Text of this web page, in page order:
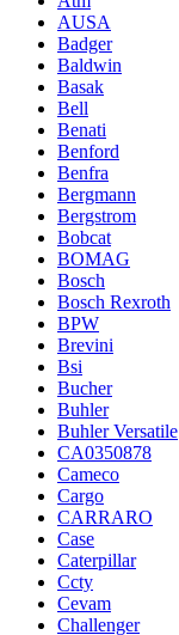
AUSA
Badger
Baldwin
Basak
Bell
Benati
Benford
Benfra
Bergmann
Bergstrom
Bobcat
BOMAG
Bosch
Bosch Rexroth
BPW
Brevini
Bsi
Bucher
Buhler
Buhler Versatile
CA0350878
Cameco
Cargo
CARRARO
Case
Caterpillar
Ccty
Cevam
Challenger